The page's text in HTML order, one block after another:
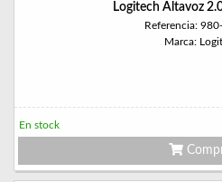
Logitech Altavoz
Referencia:
Marca:
En stock